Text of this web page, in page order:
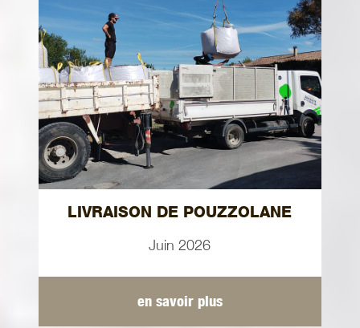
LIVRAISON DE POUZZOLANE
Juin 2026
en savoir plus